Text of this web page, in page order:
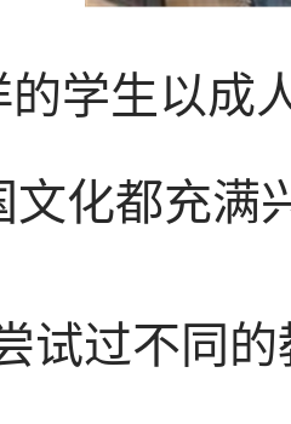
的学生以成
文化都充满
试过不同